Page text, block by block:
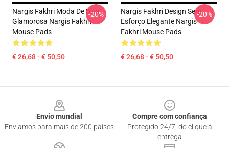
Nargis Fakhri Moda De Diva
Glamorosa Nargis Fakhri
Mouse Pads
€ 26,68 - € 50,50
-20%
Nargis Fakhri Design Sem
Esforço Elegante Nargis
Fakhri Mouse Pads
€ 26,68 - € 50,50
-20%
Envio mundial
Enviamos para mais de 200 países
Compre com confiança
Protegido 24/7, do clique à
entrega